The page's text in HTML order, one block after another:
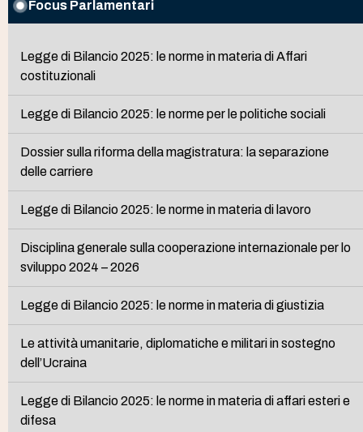
Focus Parlamentari
Legge di Bilancio 2025: le norme in materia di Affari
costituzionali
Legge di Bilancio 2025: le norme per le politiche sociali
Dossier sulla riforma della magistratura: la separazione
delle carriere
Legge di Bilancio 2025: le norme in materia di lavoro
Disciplina generale sulla cooperazione internazionale per lo
sviluppo 2024 – 2026
Legge di Bilancio 2025: le norme in materia di giustizia
Le attività umanitarie, diplomatiche e militari in sostegno
dell’Ucraina
Legge di Bilancio 2025: le norme in materia di affari esteri e
difesa